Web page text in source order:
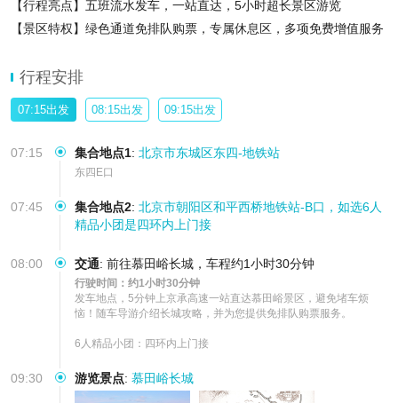
【行程亮点】五班流水发车，一站直达，5小时超长景区游览
【景区特权】绿色通道免排队购票，专属休息区，多项免费增值服务
行程安排
07:15出发 08:15出发 09:15出发
07:15 集合地点1: 北京市东城区东四-地铁站
东四E口
07:45 集合地点2: 北京市朝阳区和平西桥地铁站-B口，如选6人
精品小团是四环内上门接
08:00 交通: 前往慕田峪长城，车程约1小时30分钟
行驶时间：约1小时30分钟
发车地点，5分钟上京承高速一站直达慕田峪景区，避免堵车烦
恼！随车导游介绍长城攻略，并为您提供免排队购票服务。
6人精品小团：四环内上门接
09:30 游览景点: 慕田峪长城